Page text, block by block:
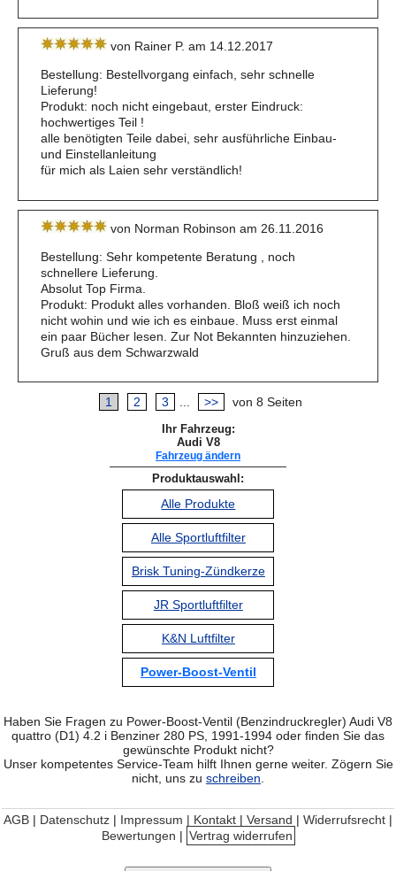
von Rainer P. am 14.12.2017
Bestellung: Bestellvorgang einfach, sehr schnelle
Lieferung!
Produkt: noch nicht eingebaut, erster Eindruck:
hochwertiges Teil !
alle benötigten Teile dabei, sehr ausführliche Einbau-
und Einstellanleitung
für mich als Laien sehr verständlich!
von Norman Robinson am 26.11.2016
Bestellung: Sehr kompetente Beratung , noch
schnellere Lieferung.
Absolut Top Firma.
Produkt: Produkt alles vorhanden. Bloß weiß ich noch
nicht wohin und wie ich es einbaue. Muss erst einmal
ein paar Bücher lesen. Zur Not Bekannten hinzuziehen.
Gruß aus dem Schwarzwald
1 2 3 ... >> von 8 Seiten
Ihr Fahrzeug:
Audi V8
Fahrzeug ändern
Produktauswahl:
Alle Produkte
Alle Sportluftfilter
Brisk Tuning-Zündkerze
JR Sportluftfilter
K&N Luftfilter
Power-Boost-Ventil
Haben Sie Fragen zu Power-Boost-Ventil (Benzindruckregler) Audi V8
quattro (D1) 4.2 i Benziner 280 PS, 1991-1994 oder finden Sie das
gewünschte Produkt nicht?
Unser kompetentes Service-Team hilft Ihnen gerne weiter. Zögern Sie
nicht, uns zu schreiben
AGB | Datenschutz | Impressum | Kontakt | Versand | Widerrufsrecht |
Bewertungen | Vertrag widerrufen